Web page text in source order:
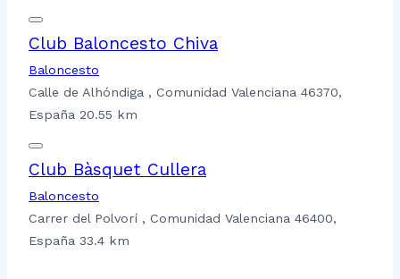
Club Baloncesto Chiva
Baloncesto
Calle de Alhóndiga , Comunidad Valenciana 46370,
España 20.55 km
Club Bàsquet Cullera
Baloncesto
Carrer del Polvorí , Comunidad Valenciana 46400,
España 33.4 km